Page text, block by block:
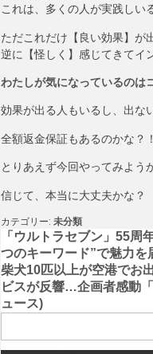
これは、多くの人が実践しい
ただこれだけ【良い効果】が
逆に【怪しく】感じてきてイ
わたしが気になっているのは
効果が出る人もいるし、出な
全額返金保証もあるのかな？！
とりあえず今回やってみよう
信じて、本当に大丈夫かな？
カテゴリー: 未分類
投
稿
ナ
ビ
ゲ
「ウルトラセブン」55周
つのキーワード”で魅力
柴犬10匹以上が空港でお
ビスが反響…企画者感動
ュース)